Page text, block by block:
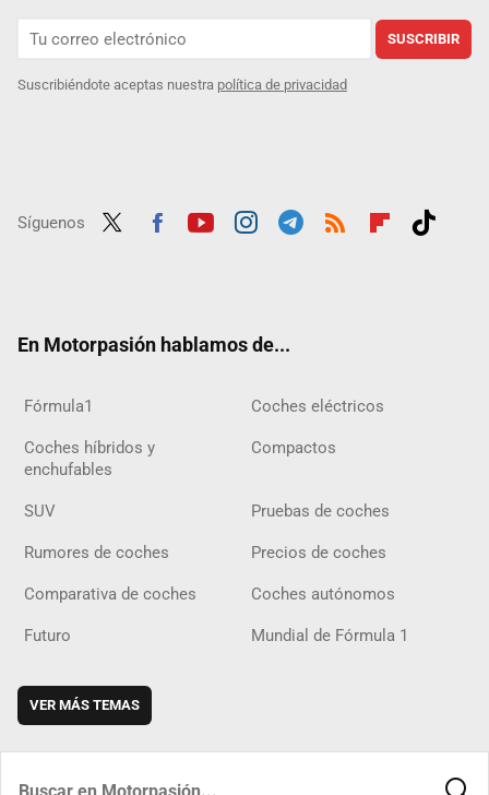
SUSCRIBIR
Suscribiéndote aceptas nuestra política de privacidad
Síguenos
En Motorpasión hablamos de...
Fórmula1 Coches eléctricos
Coches híbridos y
enchufables
Compactos
SUV Pruebas de coches
Rumores de coches Precios de coches
Comparativa de coches Coches autónomos
Futuro Mundial de Fórmula 1
VER MÁS TEMAS